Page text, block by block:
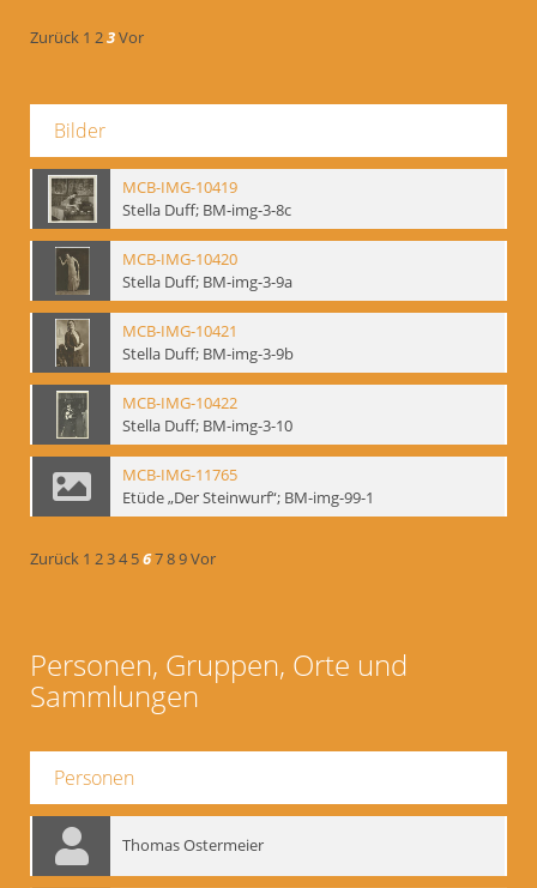
Zurück 1 23Vor
Bilder
MCB-IMG-10419
Stella Duff; BM-img-3-8c
MCB-IMG-10420
Stella Duff; BM-img-3-9a
MCB-IMG-10421
Stella Duff; BM-img-3-9b
MCB-IMG-10422
Stella Duff; BM-img-3-10
MCB-IMG-11765
Etüde „Der Steinwurf“; BM-img-99-1
Zurück 1 234 56789Vor
Personen, Gruppen, Orte und
Sammlungen
Personen
Thomas Ostermeier